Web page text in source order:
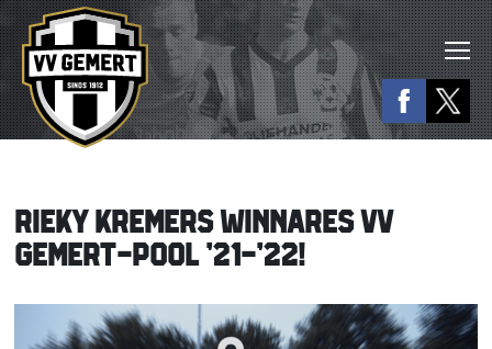
RIEKY KREMERS WINNARES VV
GEMERT-POOL ’21-’22!